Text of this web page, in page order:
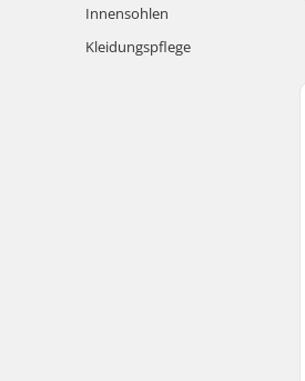
Innensohlen
Kleidungspflege